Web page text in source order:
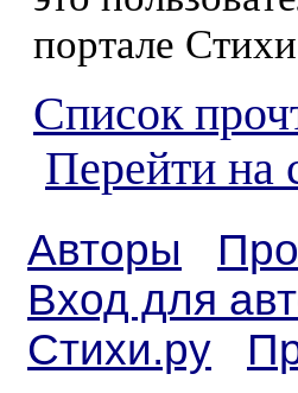
портале
Список
Перейти на
Авторы
Вход для
Стихи.ру